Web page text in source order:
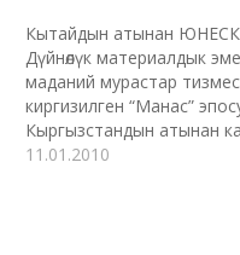
Кытайдын атынан
Дүйнөлүк материалдык
маданий мурастар
киргизилген “Манас”
Кыргызстандын атынан
каттатуу үчүн
11.01.2010